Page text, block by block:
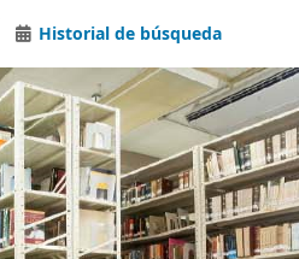
Historial de búsqueda